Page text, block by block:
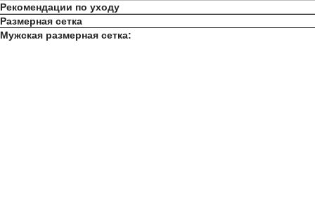
Рекомендации по уходу
Размерная сетка
Мужская размерная сетка: